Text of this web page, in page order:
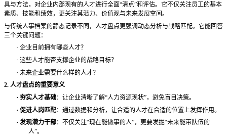
具与方法，对企业内部现有的人才进行全面“清点”和评估。它不仅关注员工的基本
素质、技能和绩效，更关注其潜力、价值观与未来发展空间。
与传统人事档案的静态记录不同，人才盘点更强调动态分析与战略匹配。它能回答
三个关键问题：
· 企业目前拥有哪些人才？
· 这些人才能否支撑企业的战略目标？
· 未来企业需要什么样的人才？
2. 人才盘点的重要意义
· 夯实人才基础：让企业清晰了解“人力资源现状”，避免盲目决策。
· 促进人岗匹配：通过数据和分析，让合适的人才在合适的位置上发挥作用。
· 发现潜力干部：不仅关注“现在能做事的人”，更要发掘“未来能带队伍的
人”。